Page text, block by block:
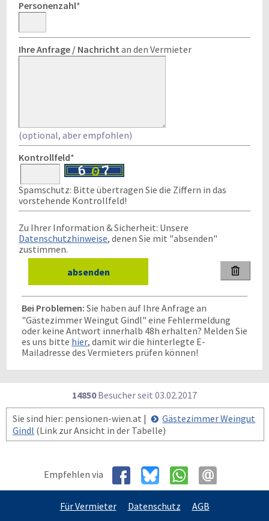
Personenzahl*
Ihre Anfrage / Nachricht an den Vermieter
(optional, aber empfohlen)
Kontrollfeld*
Spamschutz: Bitte übertragen Sie die Ziffern in das
vorstehende Kontrollfeld!
Zu Ihrer Information & Sicherheit: Unsere
Datenschutzhinweise, denen Sie mit "absenden"
zustimmen.

Bei Problemen: Sie haben auf Ihre Anfrage an
"Gästezimmer Weingut Gindl" eine Fehlermeldung
oder keine Antwort innerhalb 48h erhalten? Melden Sie
es uns bitte hier, damit wir die hinterlegte E-
Mailadresse des Vermieters prüfen können!
14850Besucher seit 03.02.2017
Sie sind hier: pensionen-wien.at |
Gästezimmer Weingut
Gindl (Link zur Ansicht in der Tabelle)
Empfehlen via
Für Vermieter Datenschutz
AGB